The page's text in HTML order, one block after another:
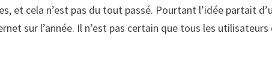
et cela n’est pas du tout passé. Pourtant l’idée partait
sur l’année. Il n’est pas certain que tous les